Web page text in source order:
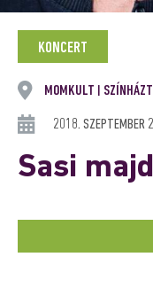
KONCERT
MOMKULT
2018. SZEPTEMBER
Sasi